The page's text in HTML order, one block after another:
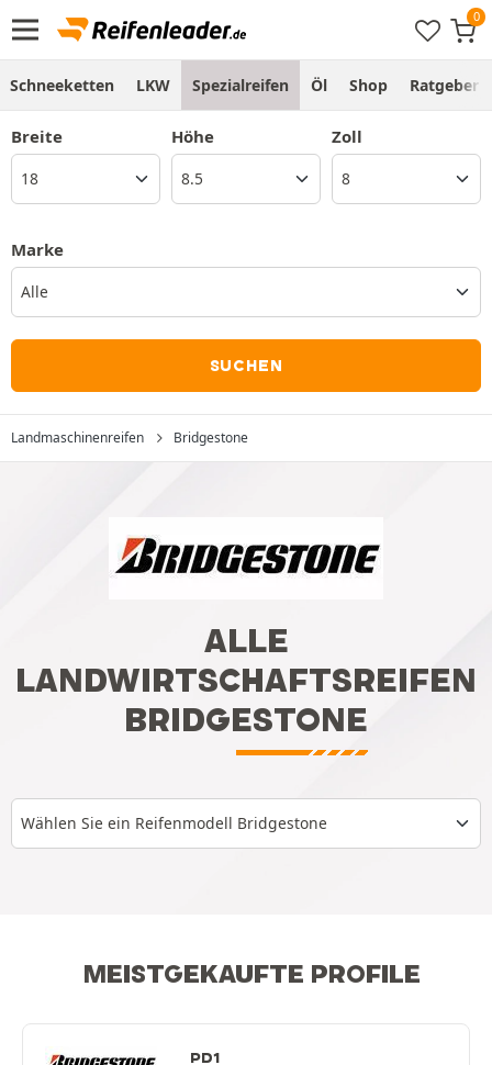
Schneeketten LKW Spezialreifen Öl Shop Ratgeber
Breite Höhe Zoll
Marke
Alle
SUCHEN
Landmaschinenreifen Bridgestone
ALLE
LANDWIRTSCHAFTSREIFEN
BRIDGESTONE
Wählen Sie ein Reifenmodell Bridgestone
MEISTGEKAUFTE PROFILE
PD1